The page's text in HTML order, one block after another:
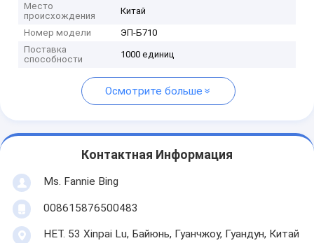
Место
происхождения
Китай
Номер модели
ЭП-Б710
Поставка
способности
1000 единиц
Осмотрите больше
Контактная Информация
Ms. Fannie Bing
008615876500483
НЕТ. 53 Xinpai Lu, Байюнь, Гуанчжоу, Гуандун, Китай